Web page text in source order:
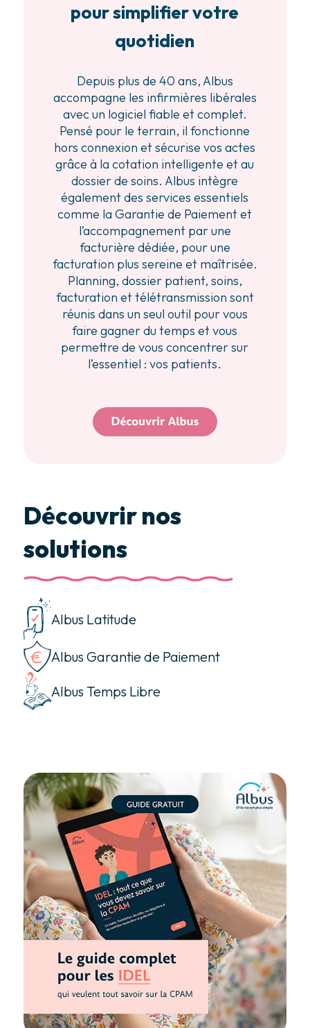
pour simplifier votre
quotidien
Depuis plus de 40 ans, Albus
accompagne les infirmières libérales
avec un logiciel fiable et complet.
Pensé pour le terrain, il fonctionne
hors connexion et sécurise vos actes
grâce à la cotation intelligente et au
dossier de soins. Albus intègre
également des services essentiels
comme la Garantie de Paiement et
l’accompagnement par une
facturière dédiée, pour une
facturation plus sereine et maîtrisée.
Planning, dossier patient, soins,
facturation et télétransmission sont
réunis dans un seul outil pour vous
faire gagner du temps et vous
permettre de vous concentrer sur
l’essentiel : vos patients.
Découvrir nos
solutions
Albus Latitude
Albus Garantie de Paiement
Albus Temps Libre